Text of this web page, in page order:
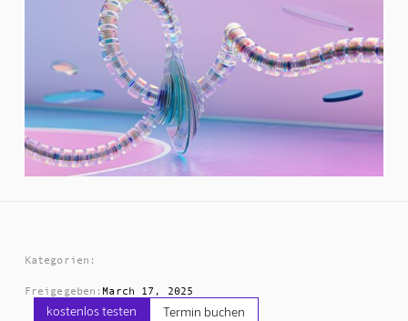
Kategorien:
Freigegeben: March 17, 2025
kostenlos testen Termin buchen